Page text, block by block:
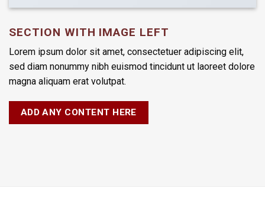
SECTION WITH IMAGE LEFT
Lorem ipsum dolor sit amet, consectetuer adipiscing elit,
sed diam nonummy nibh euismod tincidunt ut laoreet dolore
magna aliquam erat volutpat.
ADD ANY CONTENT HERE